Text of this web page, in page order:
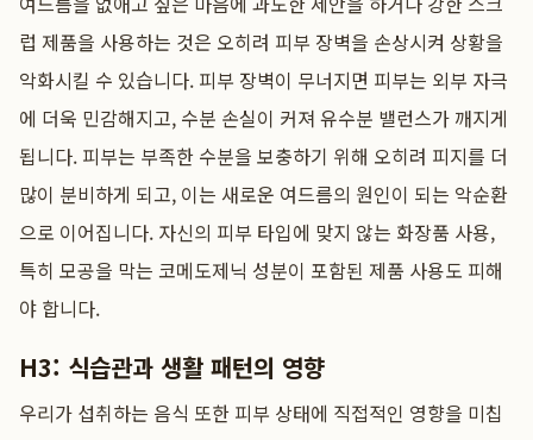
럽 제품을 사용하는 것은 오히려 피부 장벽을 손상시켜 상황을
악화시킬 수 있습니다. 피부 장벽이 무너지면 피부는 외부 자극
에 더욱 민감해지고, 수분 손실이 커져 유수분 밸런스가 깨지게
됩니다. 피부는 부족한 수분을 보충하기 위해 오히려 피지를 더
많이 분비하게 되고, 이는 새로운 여드름의 원인이 되는 악순환
으로 이어집니다. 자신의 피부 타입에 맞지 않는 화장품 사용,
특히 모공을 막는 코메도제닉 성분이 포함된 제품 사용도 피해
야 합니다.
H3: 식습관과 생활 패턴의 영향
우리가 섭취하는 음식 또한 피부 상태에 직접적인 영향을 미칩